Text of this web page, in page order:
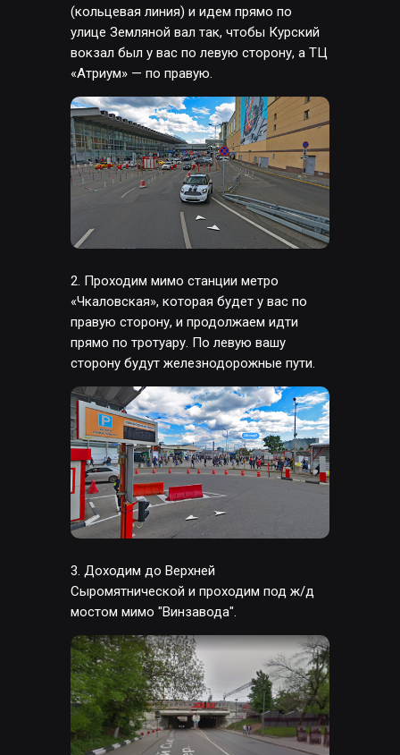
(кольцевая линия) и идем прямо по
улице Земляной вал так, чтобы Курский
вокзал был у вас по левую сторону, а ТЦ
«Атриум» — по правую.
2. Проходим мимо станции метро
«Чкаловская», которая будет у вас по
правую сторону, и продолжаем идти
прямо по тротуару. По левую вашу
сторону будут железнодорожные пути.
3. Доходим до Верхней
Сыромятнической и проходим под ж/д
мостом мимо "Винзавода".
©2026. Все права защищены
Центр дизайна Artplay
105120, Москва, ул. Нижняя Сыромятническая,
10, стр. 4, вход 4а
АНО ВО «Универсальный Университет»
+7 (495) 640-30-14
INFO@SCREAM.SCHOOL